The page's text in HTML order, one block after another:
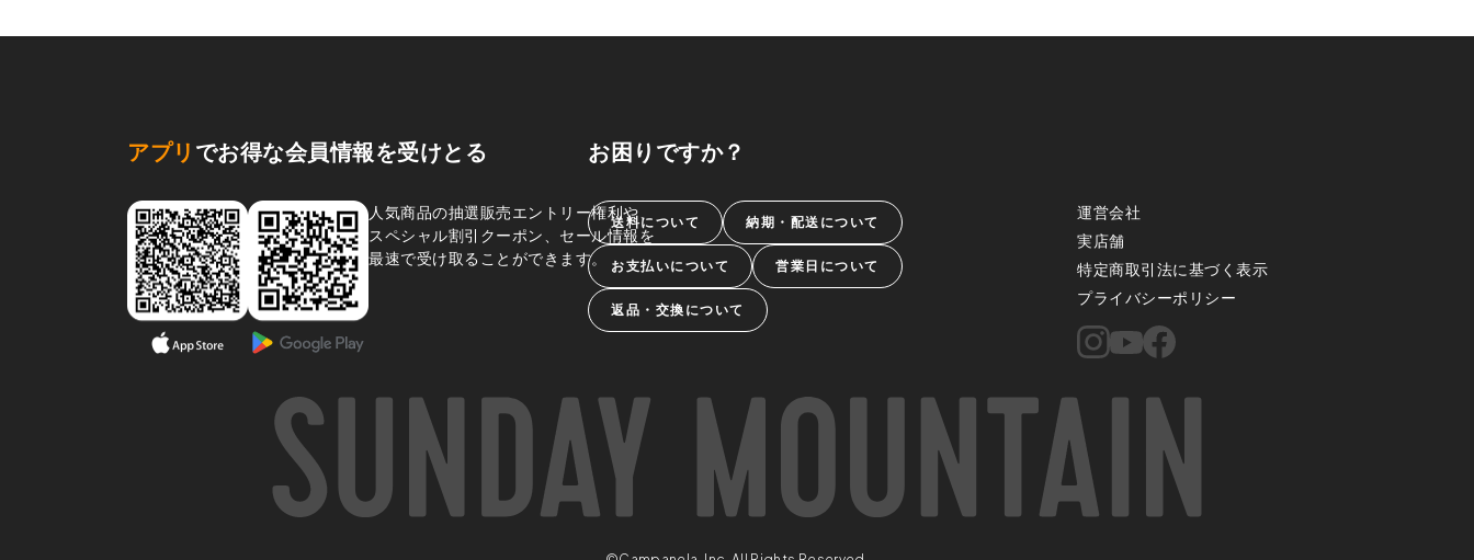
アプリ でお得な会員情報を受けとる
人気商品の抽選販売エントリー権利や、
スペシャル割引クーポン、セール情報を
最速で受け取ることができます。
お困りですか？
送料について 納期・配送について
お支払いについて 営業日について
返品・交換について
運営会社
実店舗
特定商取引法に基づく表示
プライバシーポリシー